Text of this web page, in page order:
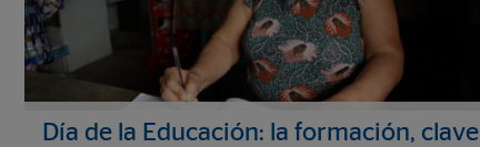
Día de la Educación: la formación, clave